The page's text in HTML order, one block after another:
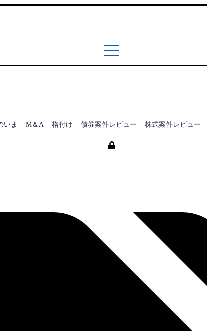
いま M＆A 格付け 債券案件レビュー 株式案件レビュー